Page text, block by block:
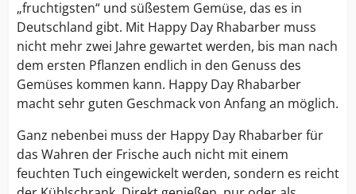
„fruchtigsten“ und süßestem Gemüse, das es in
Deutschland gibt. Mit Happy Day Rhabarber muss
nicht mehr zwei Jahre gewartet werden, bis man nach
dem ersten Pflanzen endlich in den Genuss des
Gemüses kommen kann. Happy Day Rhabarber
macht sehr guten Geschmack von Anfang an möglich.
Ganz nebenbei muss der Happy Day Rhabarber für
das Wahren der Frische auch nicht mit einem
feuchten Tuch eingewickelt werden, sondern es reicht